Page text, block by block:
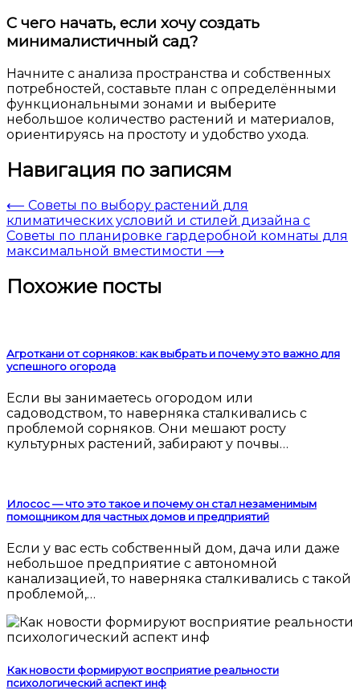
С чего начать, если хочу создать
минималистичный сад?
Начните с анализа пространства и собственных
потребностей, составьте план с определёнными
функциональными зонами и выберите
небольшое количество растений и материалов,
ориентируясь на простоту и удобство ухода.
Навигация по записям
⟵ Советы по выбору растений для
климатических условий и стилей дизайна с
Советы по планировке гардеробной комнаты для
максимальной вместимости ⟶
Похожие посты
Агроткани от сорняков: как выбрать и почему это важно для
успешного огорода
Если вы занимаетесь огородом или
садоводством, то наверняка сталкивались с
проблемой сорняков. Они мешают росту
культурных растений, забирают у почвы…
Илосос — что это такое и почему он стал незаменимым
помощником для частных домов и предприятий
Если у вас есть собственный дом, дача или даже
небольшое предприятие с автономной
канализацией, то наверняка сталкивались с такой
проблемой,…
Как новости формируют восприятие реальности
психологический аспект инф